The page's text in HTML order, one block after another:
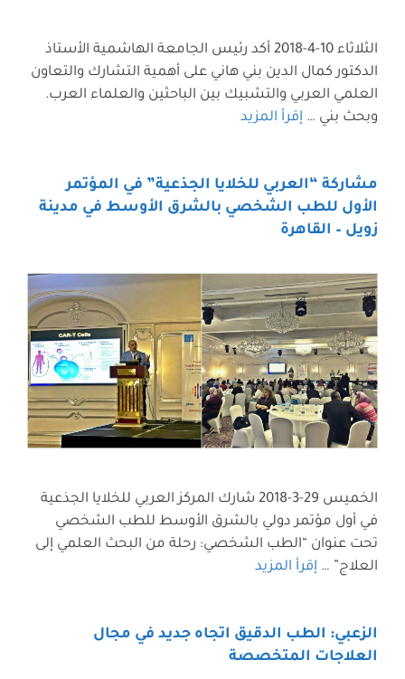
الثلاثاء 10-4-2018 أكد رئيس الجامعة الهاشمية الأستاذ
الدكتور كمال الدين بني هاني على أهمية التشارك والتعاون
العلمي العربي والتشبيك بين الباحثين والعلماء العرب.
وبحث بني … إقرأ المزيد
مشاركة “العربي للخلايا الجذعية” في المؤتمر
الأول للطب الشخصي بالشرق الأوسط في مدينة
زويل – القاهرة
الخميس 29-3-2018 شارك المركز العربي للخلايا الجذعية
في أول مؤتمر دولي بالشرق الأوسط للطب الشخصي
تحت عنوان “الطب الشخصي: رحلة من البحث العلمي إلى
العلاج” … إقرأ المزيد
الزعبي: الطب الدقيق اتجاه جديد في مجال
العلاجات المتخصصة